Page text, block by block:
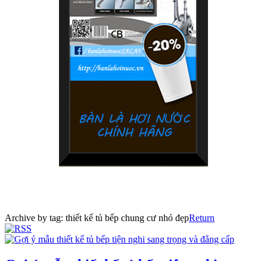
Archive by tag: thiết kế tủ bếp chung cư nhỏ đẹpReturn